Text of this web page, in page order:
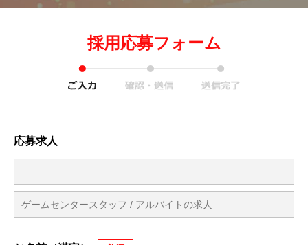
採用応募フォーム
応募求人